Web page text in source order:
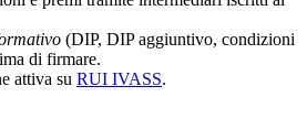
(DIP, DIP aggiuntivo, condizioni
di firmare.
attiva su RUI IVASS.